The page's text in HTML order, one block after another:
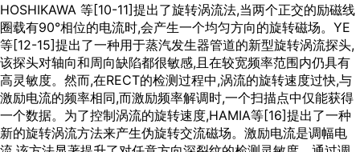
HOSHIKAWA 等[10-11]提出了旋转涡流法,当两个正交的励磁线
圈载有90°相位的电流时,会产生一个均匀方向的旋转磁场。YE
等[12-15]提出了一种用于蒸汽发生器管道的新型旋转涡流探头,
该探头对轴向和周向缺陷都很敏感,且在较宽频率范围内仍具有
高灵敏度。然而,在RECT的检测过程中,涡流的旋转速度过快,与
激励电流的频率相同,而激励频率解调时,一个扫描点中仅能获得
一个数据。为了控制涡流的旋转速度,HAMIA等[16]提出了一种
新的旋转涡流方法来产生伪旋转交流磁场。激励电流是调幅电